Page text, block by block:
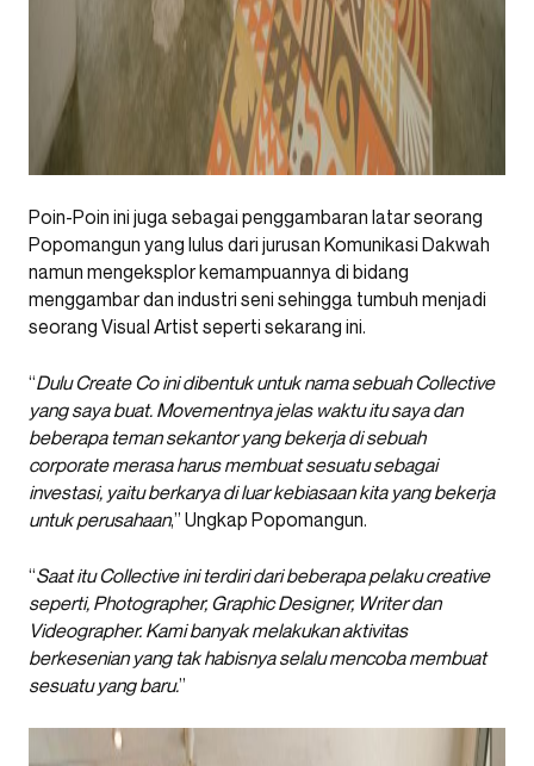
Poin-Poin ini juga sebagai penggambaran latar seorang
Popomangun yang lulus dari jurusan Komunikasi Dakwah
namun mengeksplor kemampuannya di bidang
menggambar dan industri seni sehingga tumbuh menjadi
seorang Visual Artist seperti sekarang ini.
“Dulu Create Co ini dibentuk untuk nama sebuah Collective
yang saya buat. Movementnya jelas waktu itu saya dan
beberapa teman sekantor yang bekerja di sebuah
corporate merasa harus membuat sesuatu sebagai
investasi, yaitu berkarya di luar kebiasaan kita yang bekerja
untuk perusahaan,” Ungkap Popomangun.
“Saat itu Collective ini terdiri dari beberapa pelaku creative
seperti, Photographer, Graphic Designer, Writer dan
Videographer. Kami banyak melakukan aktivitas
berkesenian yang tak habisnya selalu mencoba membuat
sesuatu yang baru.”